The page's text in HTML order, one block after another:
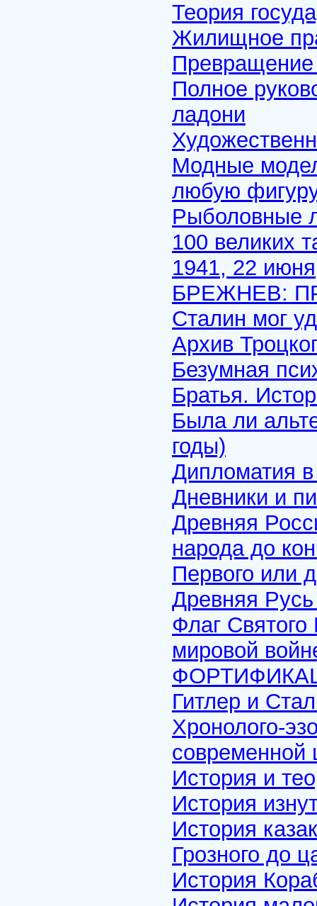
Теория
Жилищное
Превращение
Полное
ладони
Модные
любую
Рыболовные
100 великих
1941, 22 июня
БРЕЖНЕВ:
Сталин мог
Архив
Безумная
Братья.
Была ли
годы)
Дипломатия
Дневники и
Древняя
народа до
Первого или
Древняя
Флаг Святого
мировой
Гитлер и
Хронолого-
современной
История и
История
История
Грозного до
История